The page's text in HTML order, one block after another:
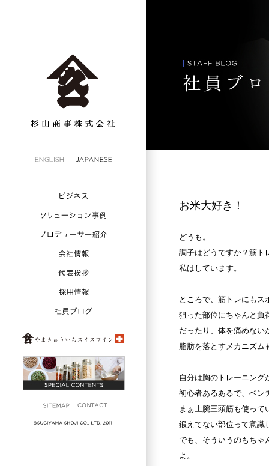
お米大好き！
どうも。
調子はどうですか？筋ト
私はしています。
ところで、筋トレにもス
狙った部位にちゃんと負
だったり、体を痛めない
脂肪を落とすメカニズム
自分は胸のトレーニング
初心者あるあるで、ベン
まぁ上腕三頭筋も使っ
鍛えてない部位って意識
でも、そういうのもちゃ
よ。